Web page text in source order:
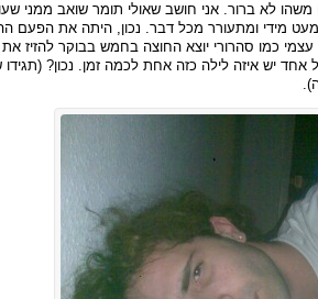
לא ברור. אני חושב שאולי תומר שואב ממני
מידי ומתעורר מכל דבר. נכון, היתה את הפעם
כמו סהרורי יוצא החוצה בחמש בבוקר להזיז את
יש איזה לילה כזה אחת לכמה זמן. נכון? (תגידו